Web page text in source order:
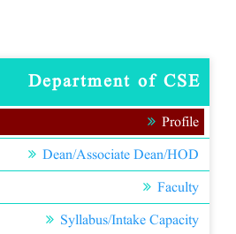
Department of CSE
Profile
Dean/Associate Dean/HOD
Faculty
Syllabus/Intake Capacity